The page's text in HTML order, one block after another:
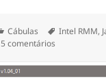
Categorias
Cábulas Etiquetas
Intel RMM,
5 comentários